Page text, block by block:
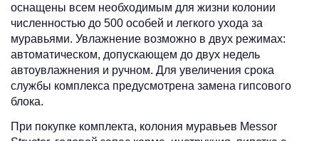
оснащены всем необходимым для жизни колонии
численностью до 500 особей и легкого ухода за
муравьями. Увлажнение возможно в двух режимах:
автоматическом, допускающем до двух недель
автоувлажнения и ручном. Для увеличения срока
службы комплекса предусмотрена замена гипсового
блока.
При покупке комплекта, колония муравьев Messor